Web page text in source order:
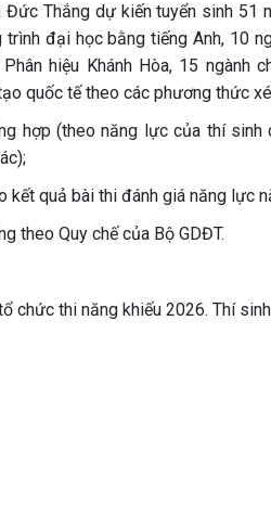
Thắng dự kiến tuyển sinh 51
đại học bằng tiếng Anh, 10
hiệu Khánh Hòa, 15 ngành
quốc tế theo các phương thức
hợp (theo năng lực của thí
kết quả bài thi đánh giá năng lực
theo Quy chế của Bộ GDĐT.
chức thi năng khiếu 2026. Thí